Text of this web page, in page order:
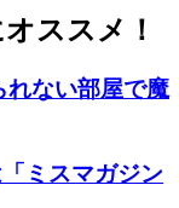
ススメ！
れない部屋で魔
ミスマガジン